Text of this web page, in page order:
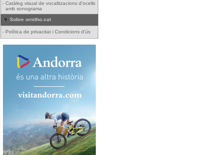
- Catàleg visual de vocalitzacions d'ocells
amb sonograma
Sobre ornitho.cat
- Política de privacitat i Condicions d'ús